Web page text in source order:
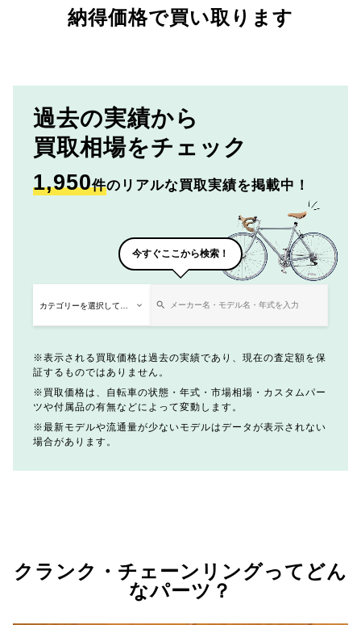
納得価格で買い取ります
過去の実績から
買取相場をチェック
1,950件のリアルな買取実績を掲載中！
今すぐここから検索！
表示される買取価格は過去の実績であり、現在の査定額を保
証するものではありません。
買取価格は、自転車の状態・年式・市場相場・カスタムパー
ツや付属品の有無などによって変動します。
最新モデルや流通量が少ないモデルはデータが表示されない
場合があります。
クランク・チェーンリングってどん
なパーツ？